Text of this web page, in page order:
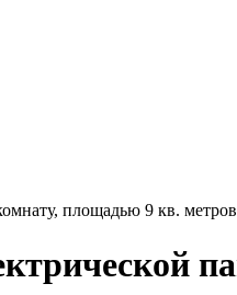
площадью 9 кв.